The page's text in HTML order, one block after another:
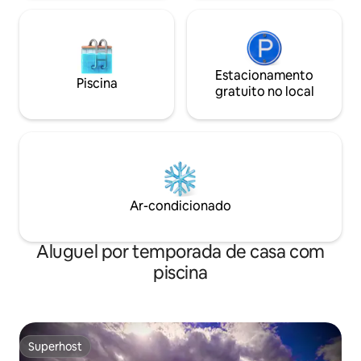
Piscina
Estacionamento
gratuito no local
Ar-condicionado
Aluguel por temporada de casa com
piscina
Superhost
Superhost